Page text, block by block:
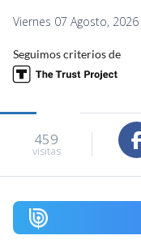
Viernes 07 Agosto,
Seguimos criterios de
459
visitas